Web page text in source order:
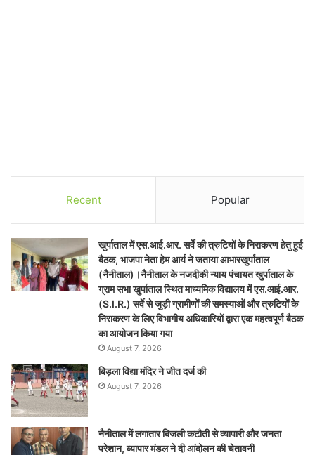
Recent Popular
खुर्पाताल में एस.आई.आर. सर्वे की त्रुटियों के निराकरण हेतु हुई
बैठक, भाजपा नेता हेम आर्य ने जताया आभारखुर्पाताल
(नैनीताल)।नैनीताल के नजदीकी न्याय पंचायत खुर्पाताल के
ग्राम सभा खुर्पाताल स्थित माध्यमिक विद्यालय में एस.आई.आर.
(S.I.R.) सर्वे से जुड़ी ग्रामीणों की समस्याओं और त्रुटियों के
निराकरण के लिए विभागीय अधिकारियों द्वारा एक महत्वपूर्ण बैठक
का आयोजन किया गया
August 7, 2026
बिड़ला विद्या मंदिर ने जीत दर्ज की
August 7, 2026
नैनीताल में लगातार बिजली कटौती से व्यापारी और जनता
परेशान, व्यापार मंडल ने दी आंदोलन की चेतावनी